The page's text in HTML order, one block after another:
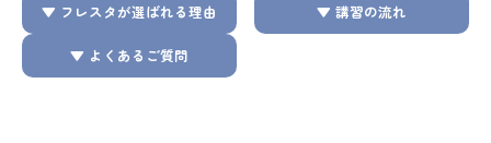
▼ フレスタが選ばれる理由 ▼ 講習の流れ
▼ よくあるご質問